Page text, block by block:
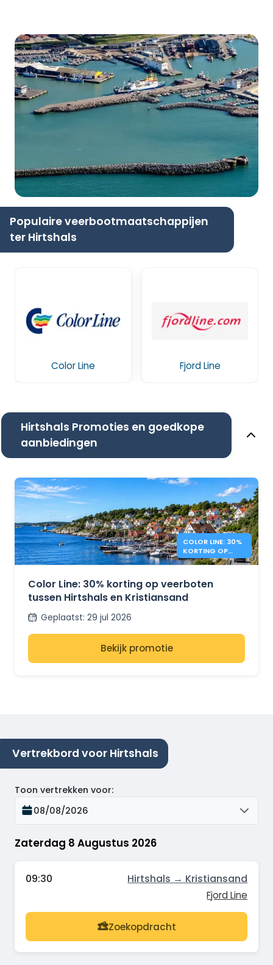
Populaire veerbootmaatschappijen
ter Hirtshals
Color Line Fjord Line
Hirtshals Promoties en goedkope
aanbiedingen
COLOR LINE: 30%
KORTING OP
DENEMARKEN –
Color Line: 30% korting op veerboten
tussen Hirtshals en Kristiansand
Geplaatst: 29 jul 2026
Bekijk promotie
Vertrekbord voor Hirtshals
Zaterdag 8 Augustus 2026
Toon vertrekken voor:
08/08/2026
09:30 Hirtshals → Kristiansand
Fjord Line
Zoekopdracht